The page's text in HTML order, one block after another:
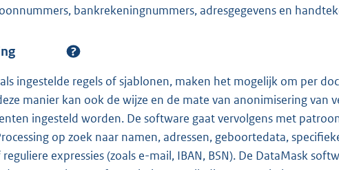
bankrekeningnummers, adresgegevens en
ingestelde regels of sjablonen, maken het mogelijk om per
manier kan ook de wijze en de mate van anonimisering van
ingesteld worden. De software gaat vervolgens met
op zoek naar namen, adressen, geboortedata,
expressies (zoals e-mail, IBAN, BSN). De DataMask